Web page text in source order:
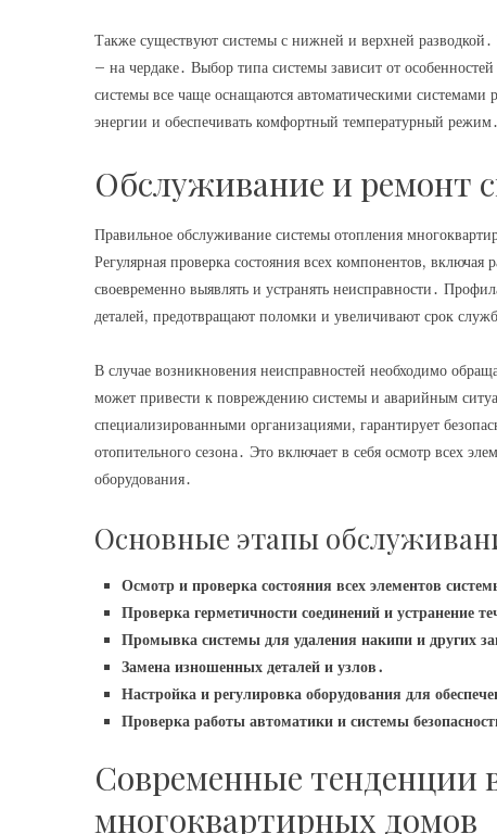
Также существуют системы с нижней и верхней
– на чердаке․ Выбор типа системы зависит от
системы все чаще оснащаются автоматическими
энергии и обеспечивать комфортный температурный режим․
Обслуживание и ремонт
Правильное обслуживание системы отопления
Регулярная проверка состояния всех компонентов,
своевременно выявлять и устранять неисправности․
деталей, предотвращают поломки и увеличивают срок
В случае возникновения неисправностей необходимо
может привести к повреждению системы и аварийным
специализированными организациями, гарантирует
отопительного сезона․ Это включает в себя осмотр всех
оборудования․
Основные этапы
Осмотр и проверка состояния всех элементов
Проверка герметичности соединений и устранение
Промывка системы для удаления накипи и других
Замена изношенных деталей и узлов․
Настройка и регулировка оборудования для
Проверка работы автоматики и системы
Современные тенденции
многоквартирных домов